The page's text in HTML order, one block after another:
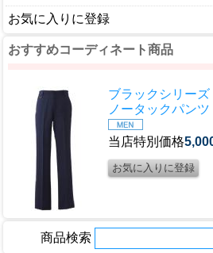
お気に入りに登録
おすすめコーディネート商品
ブラックシリーズ
ノータックパン
当店特別価格
商品検索